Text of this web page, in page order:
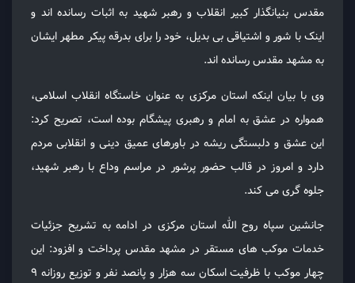
مقدس بنیانگذار کبیر انقلاب و رهبر شهید به اثبات رسانده اند و
اینک با شور و اشتیاقی بی بدیل، خود را برای بدرقه پیکر مطهر ایشان
به مشهد مقدس رسانده اند.
وی با بیان اینکه استان مرکزی به عنوان خاستگاه انقلاب اسلامی،
همواره در عشق به امام و رهبری پیشگام بوده است، تصریح کرد:
این عشق و دلبستگی ریشه در باورهای عمیق دینی و انقلابی مردم
دارد و امروز در قالب حضور پرشور در مراسم وداع با رهبر شهید،
جلوه گری می کند.
جانشین سپاه روح الله استان مرکزی در ادامه به تشریح جزئیات
خدمات موکب های مستقر در مشهد مقدس پرداخت و افزود: این
چهار موکب با ظرفیت اسکان سه هزار و پانصد نفر و توزیع روزانه ۹